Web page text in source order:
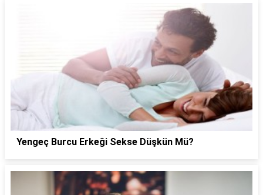
Yengeç Burcu Erkeği Sekse Düşkün Mü?